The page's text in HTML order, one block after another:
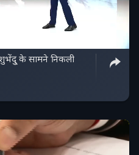
के सामने निकली